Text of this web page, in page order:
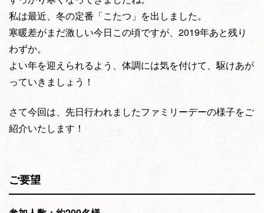
私は最近、冬の定番「こたつ」を出しました。
寒暖差がまだ激しい今日この頃ですが、2019年あと残り
わずか。
よい年を迎えられるよう、体調には気を付けて、駆けあが
っていきましょう！
さて今回は、先日行われましたファミリーデーの様子をご
紹介いたします！
ご要望